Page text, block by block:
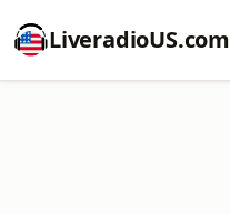
LiveradioUS.com